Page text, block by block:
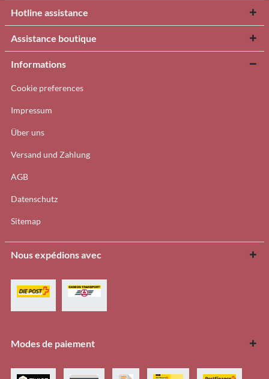
Hotline assistance
Assistance boutique
Informations
Cookie preferences
Impressum
Über uns
Versand und Zahlung
AGB
Datenschutz
Sitemap
Nous expédions avec
Modes de paiement